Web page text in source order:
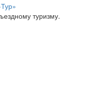
туризму.